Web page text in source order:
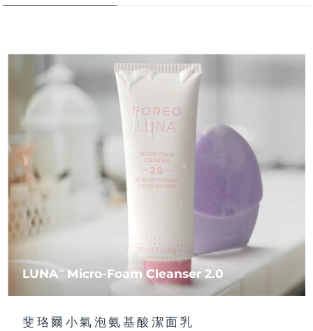
LUNATM Micro-Foam Cleanser 2.0
斐珞爾小氣泡氨基酸潔面乳